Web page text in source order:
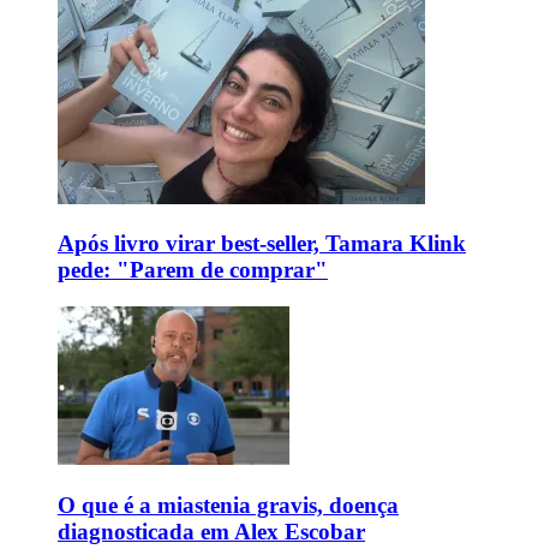
Após livro virar best-seller, Tamara Klink
pede: "Parem de comprar"
O que é a miastenia gravis, doença
diagnosticada em Alex Escobar